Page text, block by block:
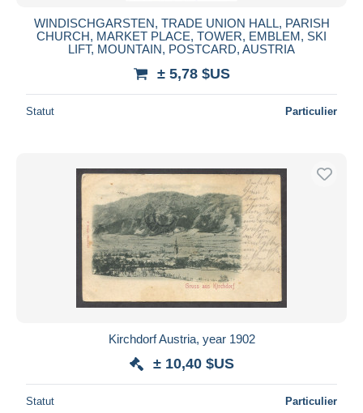
WINDISCHGARSTEN, TRADE UNION HALL, PARISH
CHURCH, MARKET PLACE, TOWER, EMBLEM, SKI
LIFT, MOUNTAIN, POSTCARD, AUSTRIA
± 5,78 $US
Statut Particulier
Kirchdorf Austria, year 1902
± 10,40 $US
Statut Particulier